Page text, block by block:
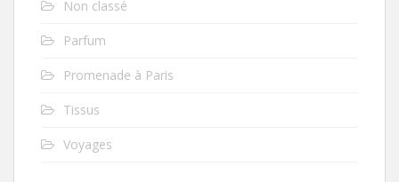
Non classé
Parfum
Promenade à Paris
Tissus
Voyages